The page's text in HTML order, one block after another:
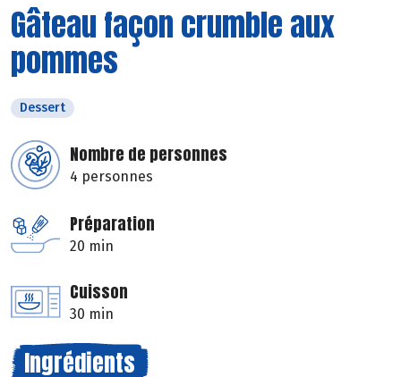
Gâteau façon crumble aux
pommes
Dessert
Nombre de personnes
4 personnes
Préparation
20 min
Cuisson
30 min
Ingrédients